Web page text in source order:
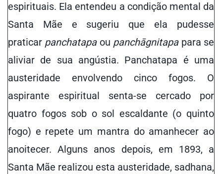
espirituais. Ela entendeu a condição mental da
Santa Mãe e sugeriu que ela pudesse
praticar panchatapa ou panchāgnitapapara se
aliviar de sua angústia. Panchatapa é uma
austeridade envolvendo cinco fogos. O
aspirante espiritual senta-se cercado por
quatro fogos sob o sol escaldante (o quinto
fogo) e repete um mantra do amanhecer ao
anoitecer. Alguns anos depois, em 1893, a
Santa Mãe realizou esta austeridade, sadhana,